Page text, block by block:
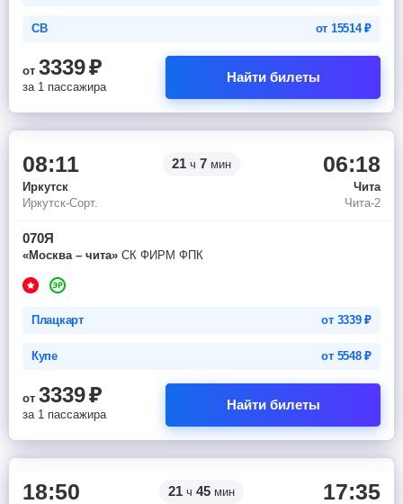
СВ от 15514₽
от 3339₽
за 1 пассажира
Найти билеты
08:11 21 ч 7 мин 06:18
Иркутск
Чита
Иркутск-Сорт.
Чита-2
070Я
«Москва – чита» СК ФИРМ ФПК
Плацкарт от 3339₽
Купе от 5548₽
от 3339₽
за 1 пассажира
Найти билеты
18:50 21 ч 45 мин 17:35